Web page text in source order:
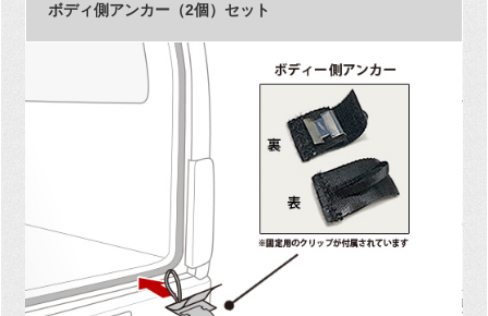
ボディ側アンカー（2個）セット